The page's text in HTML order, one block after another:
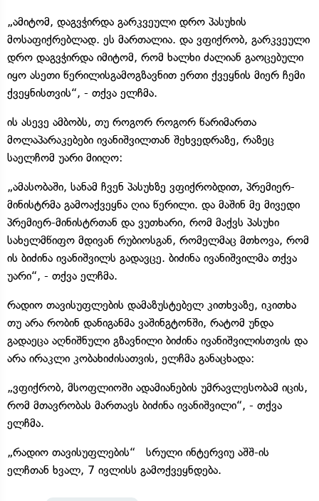
„ამიტომ, დაგვჭირდა გარკვეული დრო პასუხის
მოსაფიქრებლად. ეს მართალია. და ვფიქრობ, გარკვეული
დრო დაგვჭირდა იმიტომ, რომ ხალხი ძალიან გაოცებული
იყო ასეთი წერილისგამოგზავნით ერთი ქვეყნის მიერ ჩემი
ქვეყნისთვის“, - თქვა ელჩმა.
ის ასევე ამბობს, თუ როგორ როგორ წარიმართა
მოლაპარაკებები ივანიშვილთან შეხვედრაზე, რაზეც
საელჩომ უარი მიიღო:
„ამასობაში, სანამ ჩვენ პასუხზე ვფიქრობდით, პრემიერ-
მინისტრმა გამოაქვეყნა ღია წერილი. და მაშინ მე მივედი
პრემიერ-მინისტრთან და ვუთხარი, რომ მაქვს პასუხი
სახელმწიფო მდივან რუბიოსგან, რომელმაც მთხოვა, რომ
ის ბიძინა ივანიშვილს გადავცე. ბიძინა ივანიშვილმა თქვა
უარი“, - თქვა ელჩმა.
რადიო თავისუფლების დამაზუსტებელ კითხვაზე, იკითხა
თუ არა რობინ დანიგანმა ვაშინგტონში, რატომ უნდა
გადაეცა აღნიშნული გზავნილი ბიძინა ივანიშვილისთვის და
არა ირაკლი კობახიძისათვის, ელჩმა განაცხადა:
„ვფიქრობ, მსოფლიოში ადამიანების უმრავლესობამ იცის,
რომ მთავრობას მართავს ბიძინა ივანიშვილი“, - თქვა
ელჩმა.
„რადიო თავისუფლების“ სრული ინტერვიუ აშშ-ის
ელჩთან ხვალ, 7 ივლისს გამოქვეყნდება.